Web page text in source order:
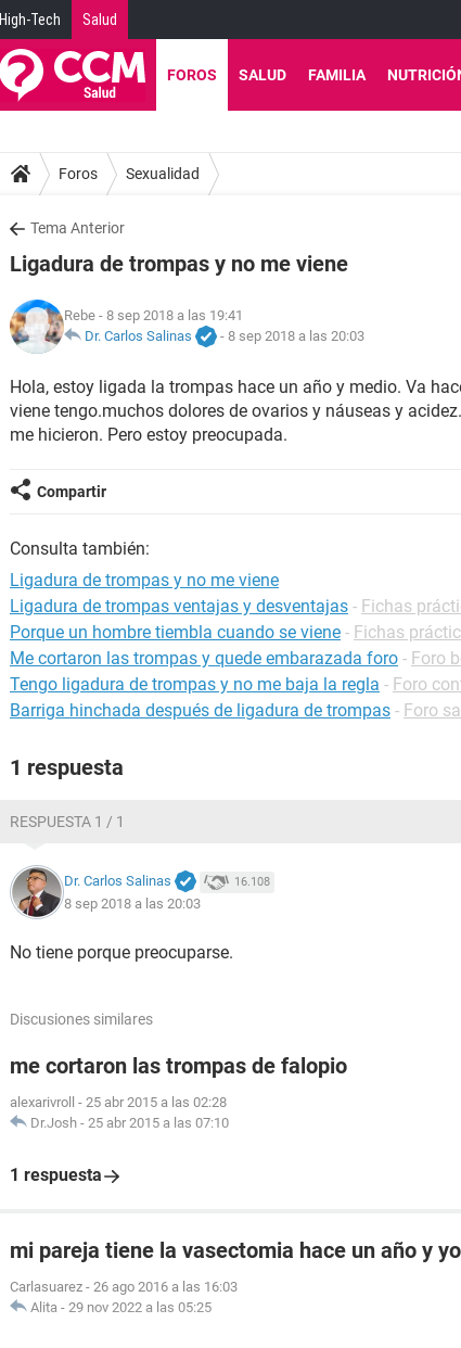
High-Tech Salud
FOROS SALUD FAMILIA
Foros Sexualidad
Tema Anterior
Ligadura de trompas y no me viene
Rebe - 8 sep 2018 a las 19:41
Dr. Carlos Salinas
- 8 sep 2018 a las 20:03
Hola, estoy ligada la trompas hace un año y medio. Va
viene tengo.muchos dolores de ovarios y náuseas y
me hicieron. Pero estoy preocupada.
Compartir
Consulta también:
Ligadura de trompas y no me viene
Ligadura de trompas ventajas y desventajas - Fichas
Porque un hombre tiembla cuando se viene - Fichas
Me cortaron las trompas y quede embarazada foro - Foro
Tengo ligadura de trompas y no me baja la regla - Foro
Barriga hinchada después de ligadura de trompas - Foro
1 respuesta
RESPUESTA 1 / 1
Dr. Carlos Salinas 16.108
8 sep 2018 a las 20:03
No tiene porque preocuparse.
Discusiones similares
me cortaron las trompas de falopio
alexarivroll - 25 abr 2015 a las 02:28
Dr.Josh - 25 abr 2015 a las 07:10
1 respuesta
mi pareja tiene la vasectomia hace un año y
Carlasuarez - 26 ago 2016 a las 16:03
Alita - 29 nov 2022 a las 05:25